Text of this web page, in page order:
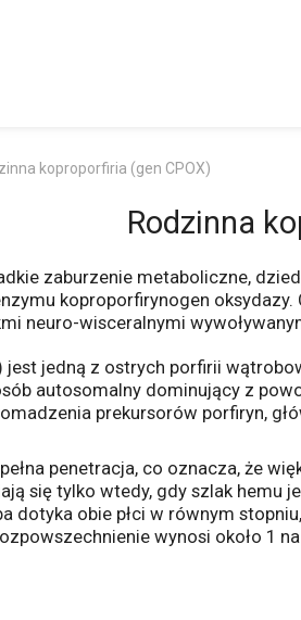
koproporfiria (gen CPOX)
Rodzinna
zaburzenie metaboliczne,
koproporfirynogen
neuro-wisceralnymi
jest jedną z ostrych porfirii
autosomalny dominujący z
prekursorów porfiryn,
penetracja, co oznacza, że
się tylko wtedy, gdy szlak
dotyka obie płci w równym
wynosi około 1